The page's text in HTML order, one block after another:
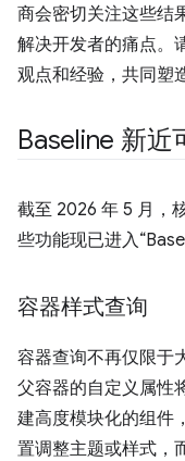
商会密切关注这些结
解决开发者的痛点。
观点和经验，共同塑
Baseline 新近
截至 2026 年 5 月，
些功能现已进入
容器样式查询
容器查询不再仅限于
父容器的自定义属性
建高度模块化的组件
置调整主题或样式，